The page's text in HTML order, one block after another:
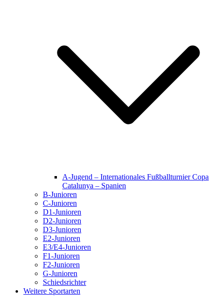
A-Jugend – Internationales Fußballturnier Copa
Catalunya – Spanien
B-Junioren
C-Junioren
D1-Junioren
D2-Junioren
D3-Junioren
E2-Junioren
E3/E4-Junioren
F1-Junioren
F2-Junioren
G-Junioren
Schiedsrichter
Weitere Sportarten